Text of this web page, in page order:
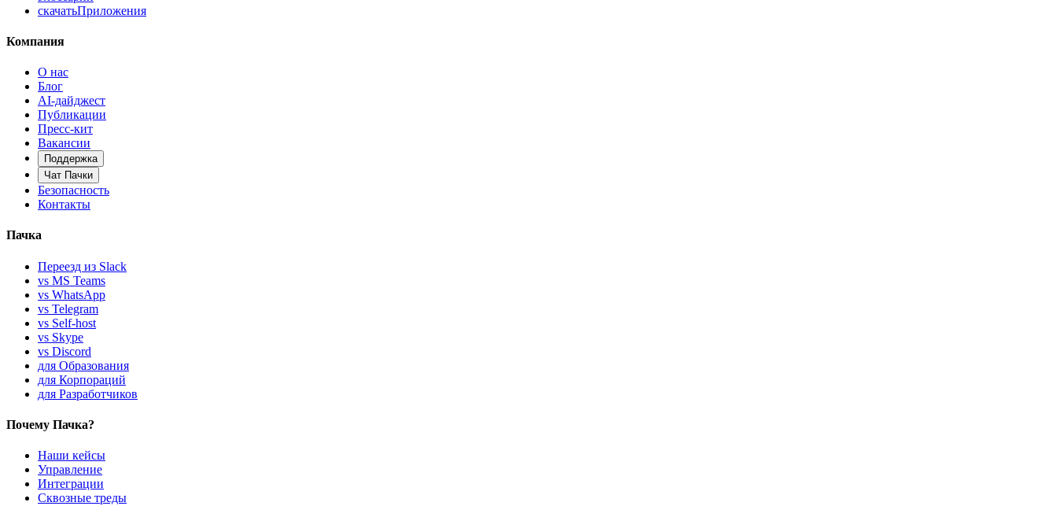
скачатьПриложения
Компания
О нас
Блог
AI-дайджест
Публикации
Пресс-кит
Вакансии
Поддержка
Чат Пачки
Безопасность
Контакты
Пачка
Переезд из Slack
vs MS Teams
vs WhatsApp
vs Telegram
vs Self-host
vs Skype
vs Discord
для Образования
для Корпораций
для Разработчиков
Почему Пачка?
Наши кейсы
Управление
Интеграции
Сквозные треды